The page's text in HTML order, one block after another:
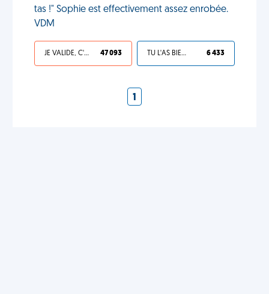
tas !" Sophie est effectivement assez enrobée.
VDM
JE VALIDE, C'EST UNE VDM 47 093 TU L'AS BIEN MÉRITÉ 6 433
1